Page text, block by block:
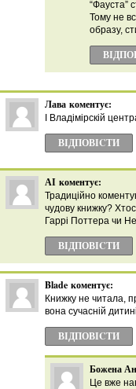
“Фауста”
Тому не
образу,
Лава коментує:
І Владімірскій
ВІДПОВІCТИ
АІ коментує:
Традиційно
чудову книжку?
Гаррі Поттера чи
ВІДПОВІCТИ
Blade коментує:
Книжку не читала,
вона сучаснiй
ВІДПОВІCТИ
Божена
Це вже